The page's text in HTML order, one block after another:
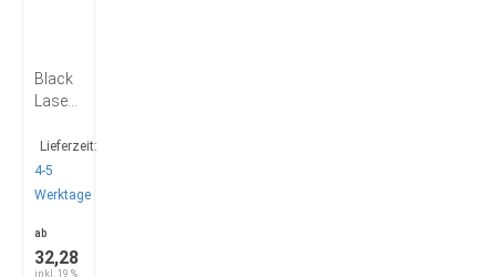
Black
Laser
Lieferzeit:
4-5
Werktage
ab
32,28
inkl. 19 %